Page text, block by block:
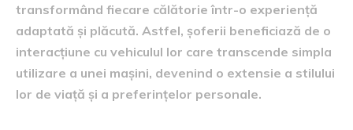
transformând fiecare călătorie într-o experiență
adaptată și plăcută. Astfel, șoferii beneficiază de o
interacțiune cu vehiculul lor care transcende simpla
utilizare a unei mașini, devenind o extensie a stilului
lor de viață și a preferințelor personale.